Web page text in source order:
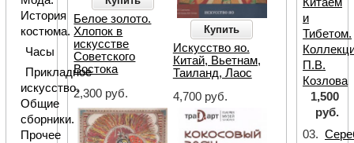
Белое золото.
Хлопок в
искусстве
Советского
Востока
2,300 руб.
Купить
Искусство яо.
Китай, Вьетнам,
Таиланд, Лаос
4,700 руб.
История
костюма.
Часы
Прикладное
искусство.
Общие
сборники.
Прочее
и
Тибетом.
П.В.
Козлова
1,500
руб.
03.